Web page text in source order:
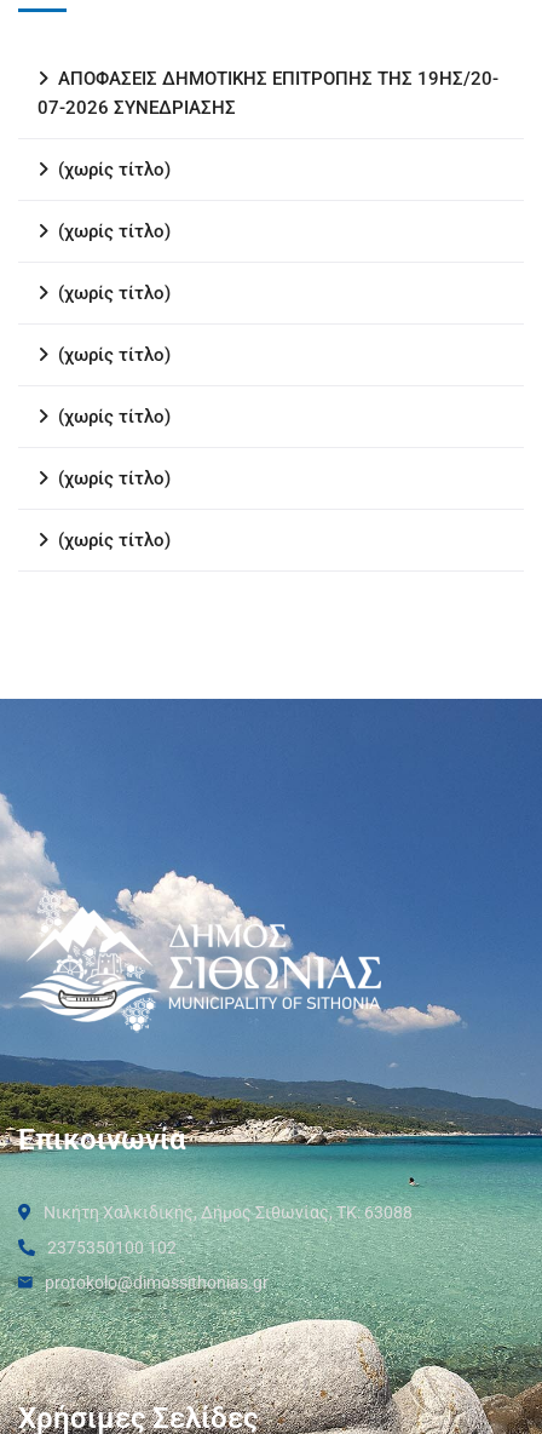
ΑΠΟΦΑΣΕΙΣ ΔΗΜΟΤΙΚΗΣ ΕΠΙΤΡΟΠΗΣ ΤΗΣ 19ΗΣ/20-
07-2026 ΣΥΝΕΔΡΙΑΣΗΣ
(χωρίς τίτλο)
(χωρίς τίτλο)
(χωρίς τίτλο)
(χωρίς τίτλο)
(χωρίς τίτλο)
(χωρίς τίτλο)
(χωρίς τίτλο)
Επικοινωνία
Νικήτη Χαλκιδικής, Δήμος Σιθωνίας, ΤΚ: 63088
2375350100 102
protokolo@dimossithonias.gr
Χρήσιμες Σελίδες